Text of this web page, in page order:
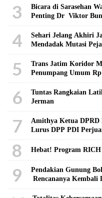
3
Bicara di Sarasehan
Penting Dr Viktor
4
Sehari Jelang Akhiri
Mendadak Mutasi
5
Trans Jatim Koridor
Penumpang Umum
6
Tuntas Rangkaian Latihan Mugai Ryu Antara
Jerman
7
Amithya Ketua DPRD
Lurus DPP PDI
8 Hebat! Program RICH
9
Pendakian Gunung
Rencananya Kembali